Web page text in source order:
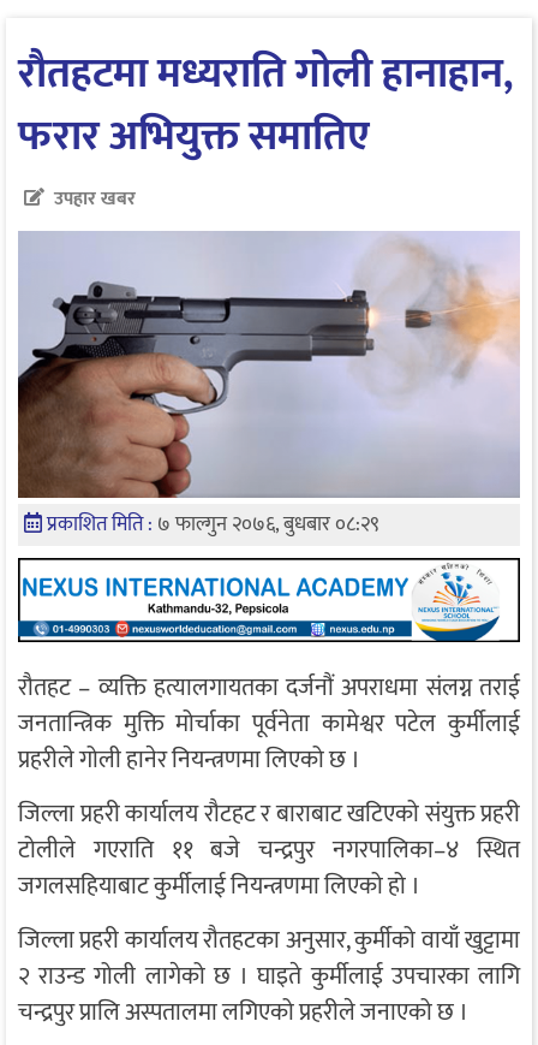
रौतहटमा मध्यराति गोली हानाहान,
फरार अभियुक्त समातिए
उपहार खबर
प्रकाशित मिति : ७ फाल्गुन २०७६, बुधबार ०८:२९
रौतहट – व्यक्ति हत्यालगायतका दर्जनौं अपराधमा संलग्न तराई
जनतान्त्रिक मुक्ति मोर्चाका पूर्वनेता कामेश्वर पटेल कुर्मीलाई
प्रहरीले गोली हानेर नियन्त्रणमा लिएको छ ।
जिल्ला प्रहरी कार्यालय रौटहट र बाराबाट खटिएको संयुक्त प्रहरी
टोलीले गएराति ११ बजे चन्द्रपुर नगरपालिका–४ स्थित
जगलसहियाबाट कुर्मीलाई नियन्त्रणमा लिएको हो ।
जिल्ला प्रहरी कार्यालय रौतहटका अनुसार, कुर्मीको वायाँ खुट्टामा
२ राउन्ड गोली लागेको छ । घाइते कुर्मीलाई उपचारका लागि
चन्द्रपुर प्रालि अस्पतालमा लगिएको प्रहरीले जनाएको छ ।